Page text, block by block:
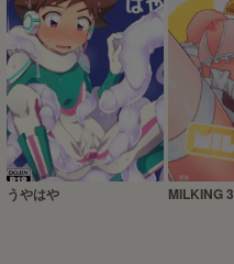
うやはや MILKING 3